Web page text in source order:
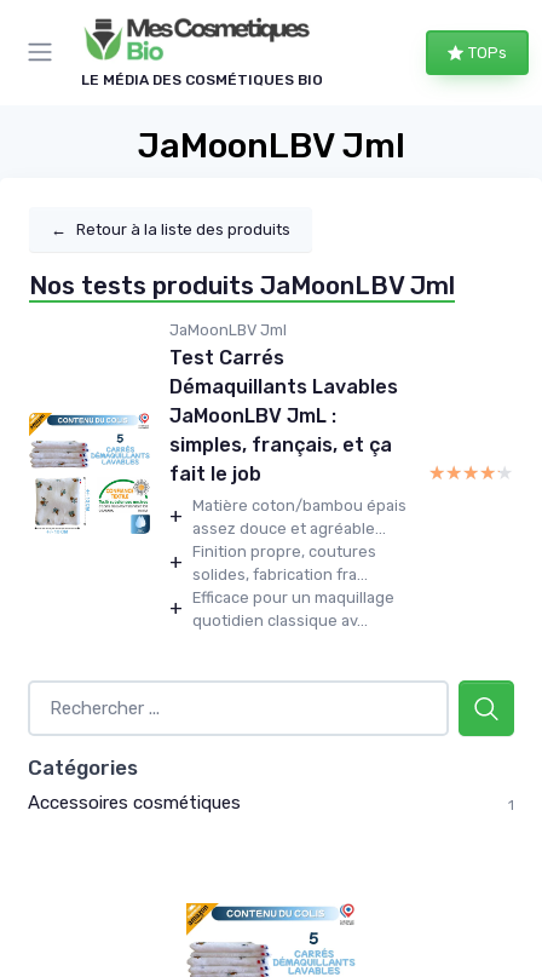
LE MÉDIA DES COSMÉTIQUES BIO
TOPs
JaMoonLBV Jml
← Retour à la liste des produits
Nos tests produits JaMoonLBV Jml
JaMoonLBV Jml
Test Carrés
Démaquillants Lavables
JaMoonLBV JmL :
simples, français, et ça
fait le job
+ Matière coton/bambou épais
assez douce et agréable...
+ Finition propre, coutures
solides, fabrication fra...
+ Efficace pour un maquillage
quotidien classique av...
★★★★★
★★★★★
Catégories
Accessoires cosmétiques 1
Panneau de gestion des cookies